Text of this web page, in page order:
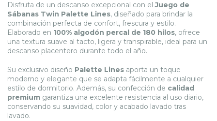
Disfruta de un descanso excepcional con elJuego de
Sábanas Twin Palette Lines, diseñado para brindar la
combinación perfecta de confort, frescura y estilo.
Elaborado en 100% algodón percal de 180 hilos, ofrece
una textura suave al tacto, ligera y transpirable, ideal para un
descanso placentero durante todo el año.
Su exclusivo diseño Palette Lines aporta un toque
moderno y elegante que se adapta fácilmente a cualquier
estilo de dormitorio. Además, su confección de calidad
premium garantiza una excelente resistencia al uso diario,
conservando su suavidad, color y acabado lavado tras
lavado.